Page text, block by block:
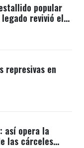
popular
revivió el
represivas en
así opera la
las cárceles